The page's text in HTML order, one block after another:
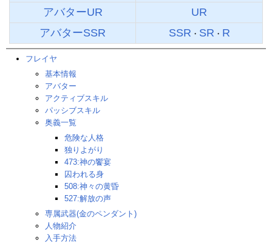
アバターUR
UR
アバターSSR
SSR ・ SR ・ R
フレイヤ
基本情報
アバター
アクティブスキル
パッシブスキル
奥義一覧
危険な人格
独りよがり
473:神の饗宴
囚われる身
508:神々の黄昏
527:解放の声
専属武器(金のペンダント)
人物紹介
入手方法